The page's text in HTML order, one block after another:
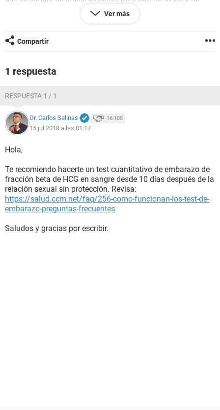
estaba en mis días fértiles , me arden un poco los senos n y
ya es el octavo día después de mi relación sexual , estaré
Ver más
Compartir
1 respuesta
RESPUESTA 1 / 1
Dr. Carlos Salinas 16.108
15 jul 2018 a las 01:17
Hola,
Te recomiendo hacerte un test cuantitativo de embarazo de
fracción beta de HCG en sangre desde 10 días después de la
relación sexual sin protección. Revisa:
https://salud.ccm.net/faq/256-como-funcionan-los-test-de-
embarazo-preguntas-frecuentes
Saludos y gracias por escribir.